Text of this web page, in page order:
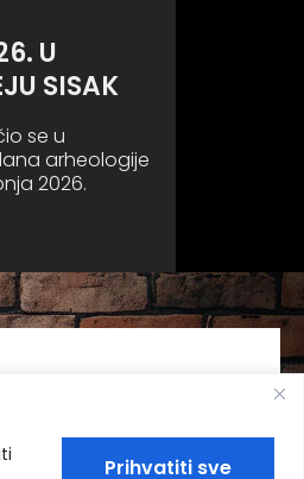
Prihvatiti sve
U
SISAK
se u
arheologije
2026.